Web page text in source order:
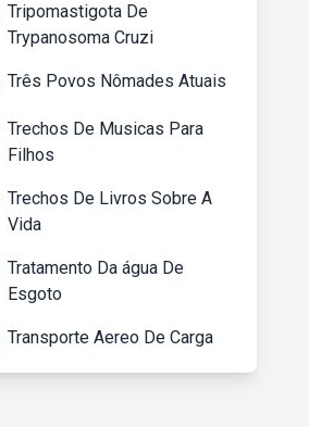
Tripomastigota De
Trypanosoma Cruzi
Três Povos Nômades Atuais
Trechos De Musicas Para
Filhos
Trechos De Livros Sobre A
Vida
Tratamento Da água De
Esgoto
Transporte Aereo De Carga